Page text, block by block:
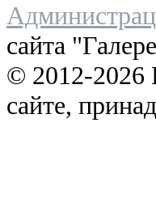
сайта
© 2012-2026
сайте,